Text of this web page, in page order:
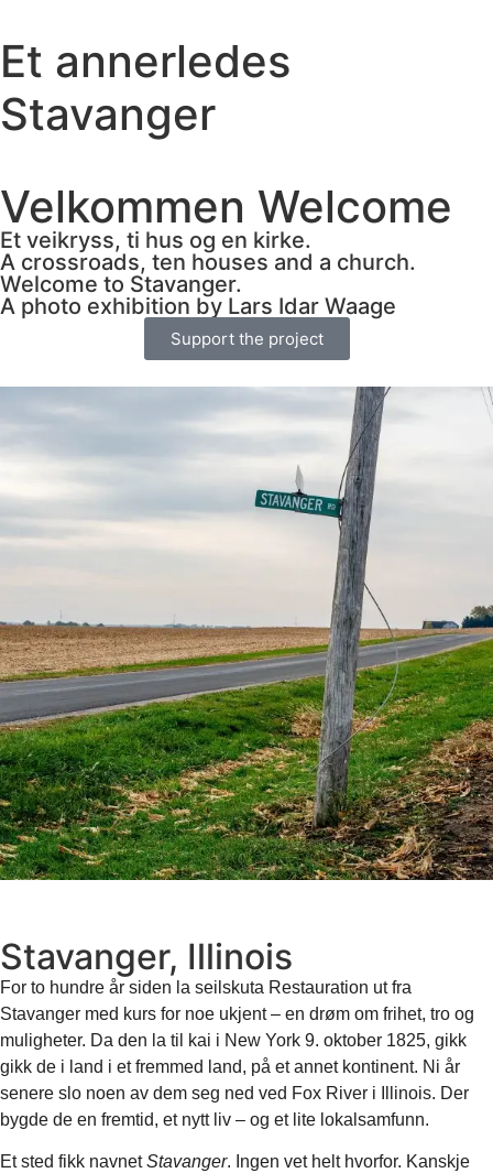
Et annerledes
Stavanger
Velkommen Welcome
Et veikryss, ti hus og en kirke.
A crossroads, ten houses and a church.
Welcome to Stavanger.
A photo exhibition by Lars Idar Waage
Support the project
Stavanger, Illinois
For to hundre år siden la seilskuta Restauration ut fra
Stavanger med kurs for noe ukjent – en drøm om frihet, tro og
muligheter. Da den la til kai i New York 9. oktober 1825, gikk
gikk de i land i et fremmed land, på et annet kontinent. Ni år
senere slo noen av dem seg ned ved Fox River i Illinois. Der
bygde de en fremtid, et nytt liv – og et lite lokalsamfunn.
Et sted fikk navnet Stavanger. Ingen vet helt hvorfor. Kanskje